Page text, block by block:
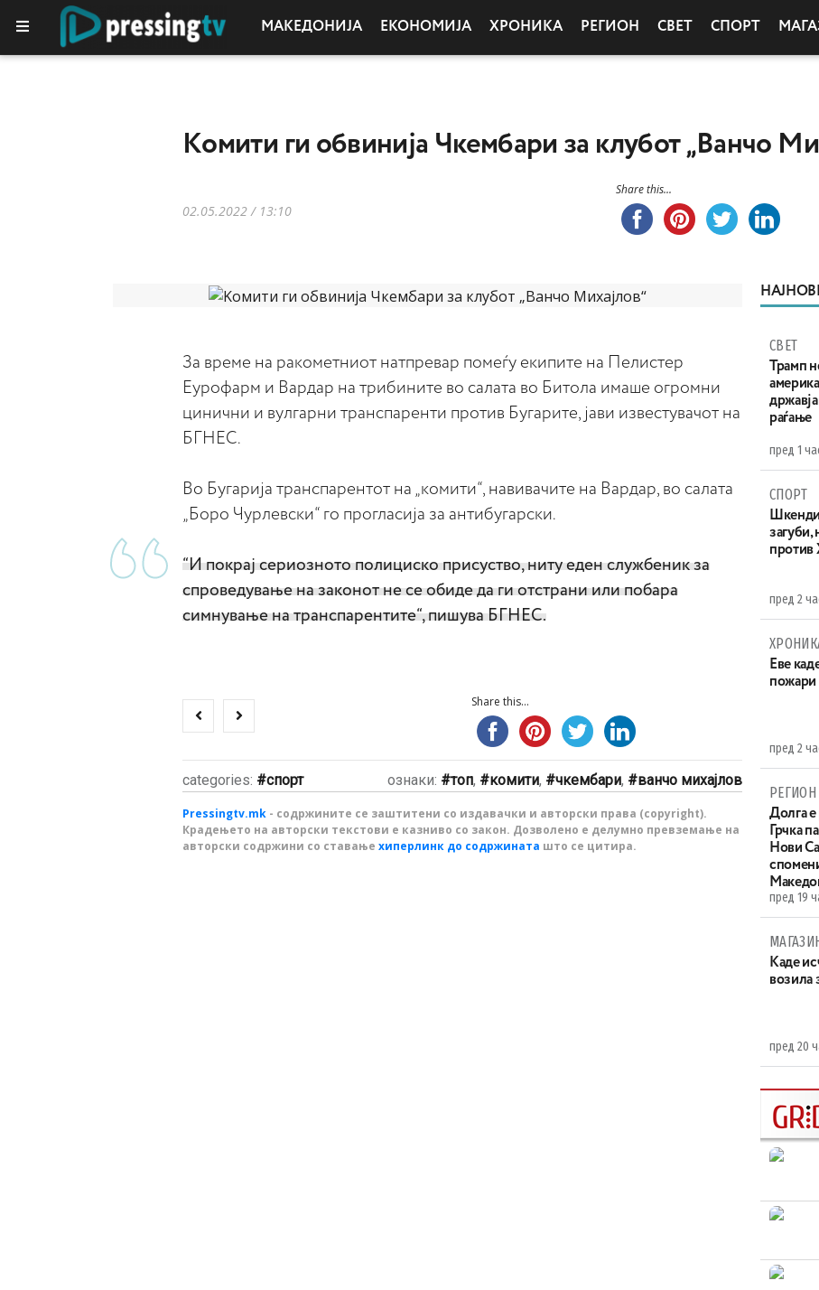
МАКЕДОНИЈА ЕКОНОМИЈА ХРОНИКА РЕГИОН СВЕТ СПОРТ
Kомити ги обвинија Чкембари за клубот „Ванчо
02.05.2022 / 13:10
Share this...
За време на ракометниот натпревар помеѓу екипите на Пелистер
Еурофарм и Вардар на трибините во салата во Битола имаше огромни
цинични и вулгарни транспаренти против Бугарите, јави известувачот на
БГНЕС.
Во Бугарија транспарентот на „комити“, навивачите на Вардар, во салата
„Боро Чурлевски“ го прогласија за антибугарски.
“И покрај сериозното полициско присуство, ниту еден службеник за
спроведување на законот не се обиде да ги отстрани или побара
симнување на транспарентите“, пишува БГНЕС.
Share this...
categories: спорт ознаки: топ, комити, чкембари, ванчо михајлов
Pressingtv.mk - содржините се заштитени со издавачки и авторски права (copyright).
Крадењето на авторски текстови е казниво со закон. Дозволено е делумно превземање на
авторски содржини со ставање хиперлинк до содржината што се цитира.
СВЕТ
Трамп
раѓање
пред 1
СПОРТ
загуби,
против
пред 2
Eве
пожари
пред 2
РЕГИОН
Долга е
Грчка
Нови
пред 19
Каде
возила
пред 20